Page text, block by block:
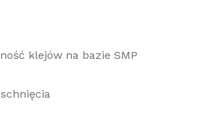
klejów na bazie SMP